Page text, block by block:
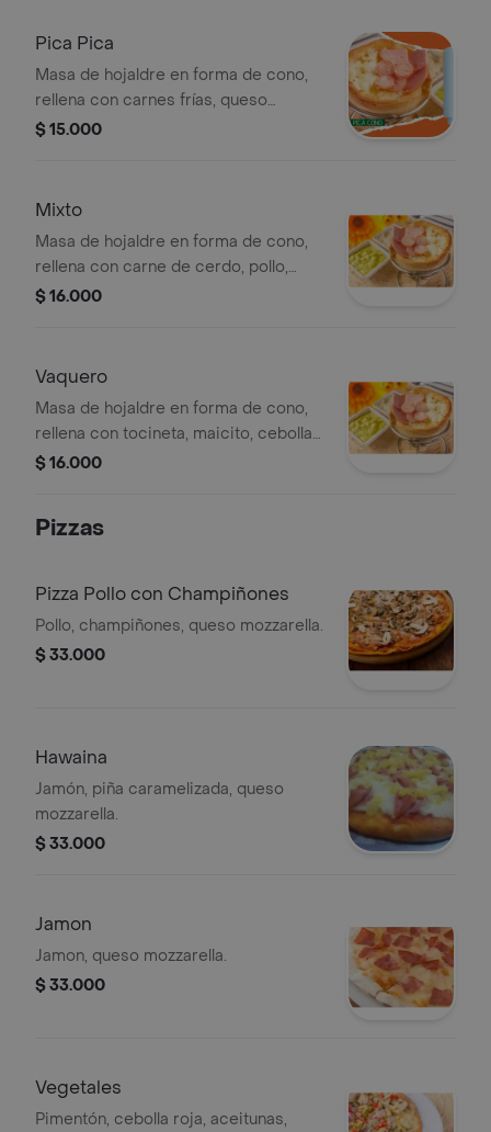
Pica Pica
Masa de hojaldre en forma de cono,
rellena con carnes frías, queso
mozzarella. (horneado) .
$ 15.000
Mixto
Masa de hojaldre en forma de cono,
rellena con carne de cerdo, pollo,
carnes frías, pimentón, cebolla blanca,
$ 16.000
Vaquero
Masa de hojaldre en forma de cono,
rellena con tocineta, maicito, cebolla
blanca, queso mozzarella. (horneado) .
$ 16.000
Pizzas
Pizza Pollo con Champiñones
Pollo, champiñones, queso mozzarella.
$ 33.000
Hawaina
Jamón, piña caramelizada, queso
mozzarella.
$ 33.000
Jamon
Jamon, queso mozzarella.
$ 33.000
Vegetales
Pimentón, cebolla roja, aceitunas,